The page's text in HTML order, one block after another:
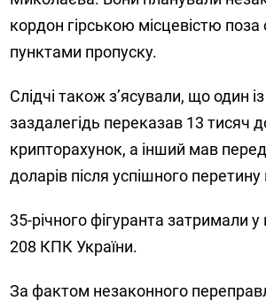
кордон гірською місцевістю поза
пунктами пропуску.
Слідчі також з’ясували, що один із
заздалегідь переказав 13 тисяч
крипторахунок, а інший мав
доларів після успішного
35-річного фігуранта затримали у
208 КПК України.
За фактом незаконного